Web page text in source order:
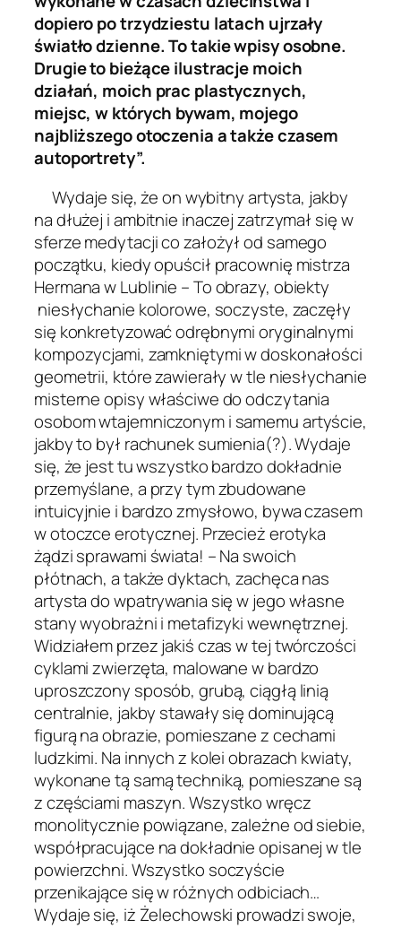
dopiero po trzydziestu latach ujrzały
światło dzienne. To takie wpisy osobne.
Drugie to bieżące ilustracje moich
działań, moich prac plastycznych,
miejsc, w których bywam, mojego
najbliższego otoczenia a także czasem
autoportrety”.
Wydaje się, że on wybitny artysta, jakby
na dłużej i ambitnie inaczej zatrzymał się w
sferze medytacji co założył od samego
początku, kiedy opuścił pracownię mistrza
Hermana w Lublinie – To obrazy, obiekty
niesłychanie kolorowe, soczyste, zaczęły
się konkretyzować odrębnymi oryginalnymi
kompozycjami, zamkniętymi w doskonałości
geometrii, które zawierały w tle niesłychanie
misterne opisy właściwe do odczytania
osobom wtajemniczonym i samemu artyście,
jakby to był rachunek sumienia(?). Wydaje
się, że jest tu wszystko bardzo dokładnie
przemyślane, a przy tym zbudowane
intuicyjnie i bardzo zmysłowo, bywa czasem
w otoczce erotycznej. Przecież erotyka
żądzi sprawami świata! – Na swoich
płótnach, a także dyktach, zachęca nas
artysta do wpatrywania się w jego własne
stany wyobrażni i metafizyki wewnętrznej.
Widziałem przez jakiś czas w tej twórczości
cyklami zwierzęta, malowane w bardzo
uproszczony sposób, grubą, ciągłą linią
centralnie, jakby stawały się dominującą
figurą na obrazie, pomieszane z cechami
ludzkimi. Na innych z kolei obrazach kwiaty,
wykonane tą samą techniką, pomieszane są
z częściami maszyn. Wszystko wręcz
monolitycznie powiązane, zależne od siebie,
współpracujące na dokładnie opisanej w tle
powierzchni. Wszystko soczyście
przenikające się w różnych odbiciach…
Wydaje się, iż Żelechowski prowadzi swoje,